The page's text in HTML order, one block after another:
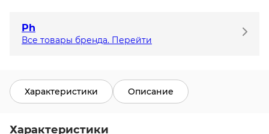
Ph
Все товары бренда. Перейти
Характеристики Описание
Характеристики